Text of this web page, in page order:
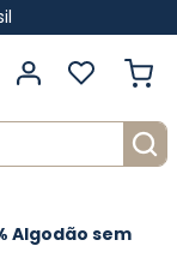
Algodão sem